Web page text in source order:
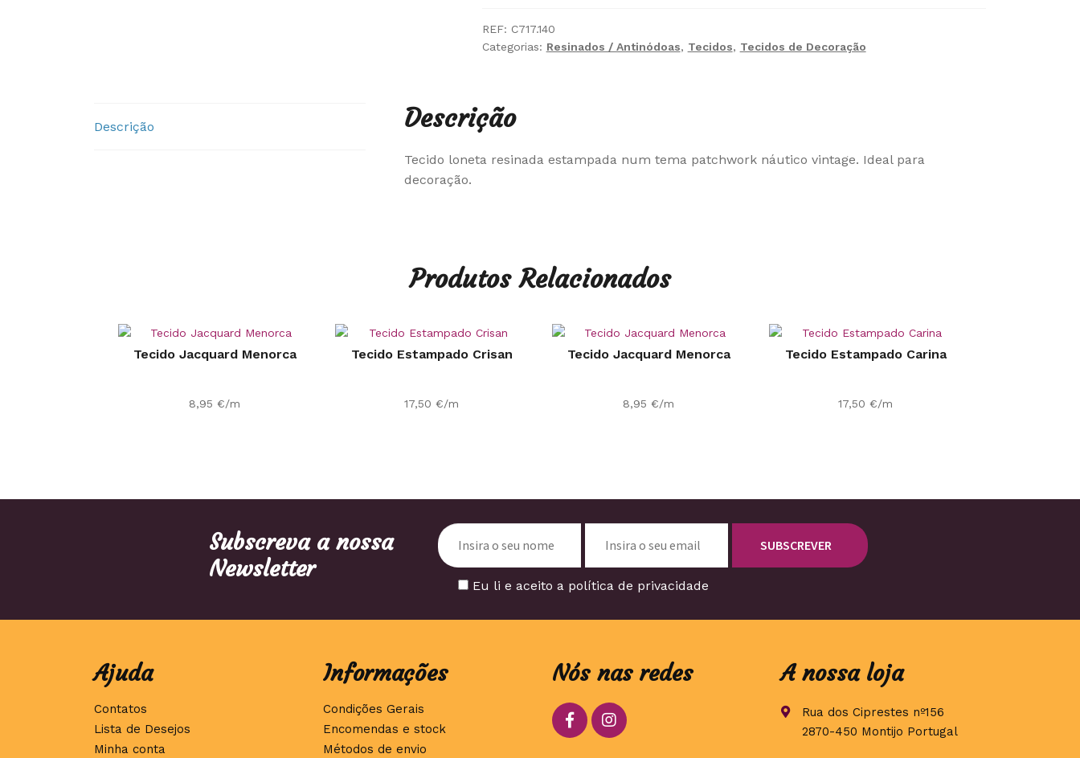
REF: C717.140
Categorias: Resinados / Antinódoas, Tecidos, Tecidos de Decoração
Descrição Descrição
Tecido loneta resinada estampada num tema patchwork náutico vintage. Ideal para
decoração.
Produtos Relacionados
Tecido Jacquard Menorca
8,95 €/m
Tecido Estampado Crisan
17,50 €/m
Tecido Jacquard Menorca
8,95 €/m
Tecido Estampado Carina
17,50 €/m
Subscreva a nossa
Newsletter
Eu li e aceito a política de privacidade
Ajuda
Contatos
Lista de Desejos
Minha conta
Informações
Condições Gerais
Encomendas e stock
Métodos de envio
Nós nas redes A nossa loja
Rua dos Ciprestes nº156
2870-450 Montijo Portugal